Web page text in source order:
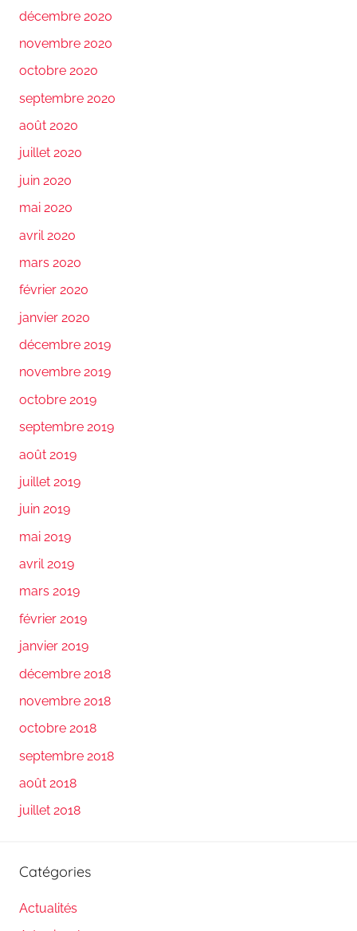
décembre 2020
novembre 2020
octobre 2020
septembre 2020
août 2020
juillet 2020
juin 2020
mai 2020
avril 2020
mars 2020
février 2020
janvier 2020
décembre 2019
novembre 2019
octobre 2019
septembre 2019
août 2019
juillet 2019
juin 2019
mai 2019
avril 2019
mars 2019
février 2019
janvier 2019
décembre 2018
novembre 2018
octobre 2018
septembre 2018
août 2018
juillet 2018
Catégories
Actualités